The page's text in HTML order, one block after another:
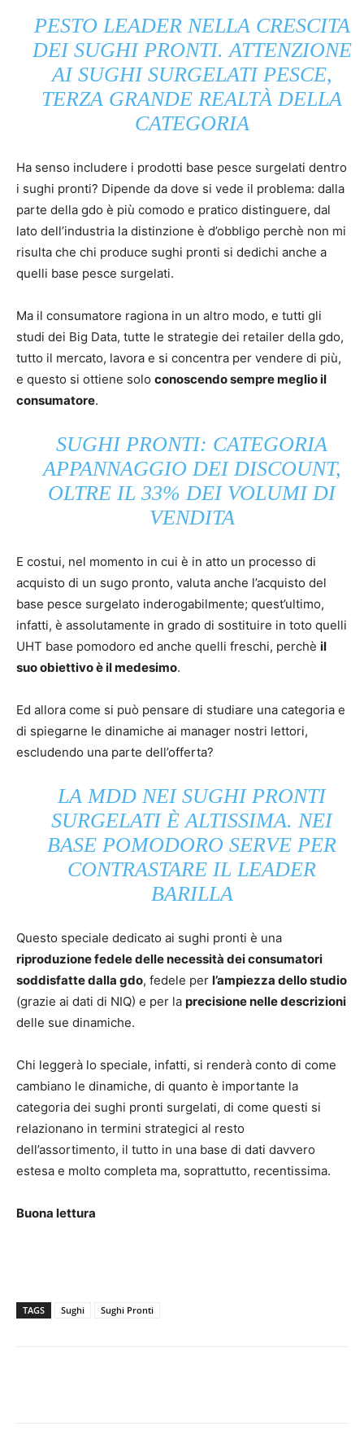
PESTO LEADER NELLA CRESCITA
DEI SUGHI PRONTI. ATTENZIONE
AI SUGHI SURGELATI PESCE,
TERZA GRANDE REALTÀ DELLA
CATEGORIA
Ha senso includere i prodotti base pesce surgelati dentro
i sughi pronti? Dipende da dove si vede il problema: dalla
parte della gdo è più comodo e pratico distinguere, dal
lato dell’industria la distinzione è d’obbligo perchè non mi
risulta che chi produce sughi pronti si dedichi anche a
quelli base pesce surgelati.
Ma il consumatore ragiona in un altro modo, e tutti gli
studi dei Big Data, tutte le strategie dei retailer della gdo,
tutto il mercato, lavora e si concentra per vendere di più,
e questo si ottiene solo conoscendo sempre meglio il
consumatore.
SUGHI PRONTI: CATEGORIA
APPANNAGGIO DEI DISCOUNT,
OLTRE IL 33% DEI VOLUMI DI
VENDITA
E costui, nel momento in cui è in atto un processo di
acquisto di un sugo pronto, valuta anche l’acquisto del
base pesce surgelato inderogabilmente; quest’ultimo,
infatti, è assolutamente in grado di sostituire in toto quelli
UHT base pomodoro ed anche quelli freschi, perchè il
suo obiettivo è il medesimo.
Ed allora come si può pensare di studiare una categoria e
di spiegarne le dinamiche ai manager nostri lettori,
escludendo una parte dell’offerta?
LA MDD NEI SUGHI PRONTI
SURGELATI È ALTISSIMA. NEI
BASE POMODORO SERVE PER
CONTRASTARE IL LEADER
BARILLA
Questo speciale dedicato ai sughi pronti è una
riproduzione fedele delle necessità dei consumatori
soddisfatte dalla gdo, fedele per l’ampiezza dello studio
(grazie ai dati di NIQ) e per la precisione nelle descrizioni
delle sue dinamiche.
Chi leggerà lo speciale, infatti, si renderà conto di come
cambiano le dinamiche, di quanto è importante la
categoria dei sughi pronti surgelati, di come questi si
relazionano in termini strategici al resto
dell’assortimento, il tutto in una base di dati davvero
estesa e molto completa ma, soprattutto, recentissima.
Buona lettura
TAGS Sughi Sughi Pronti